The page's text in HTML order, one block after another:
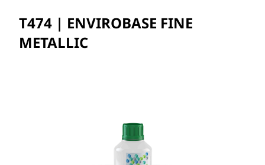
T474 | ENVIROBASE FINE
METALLIC